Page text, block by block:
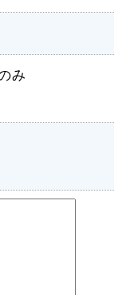
み